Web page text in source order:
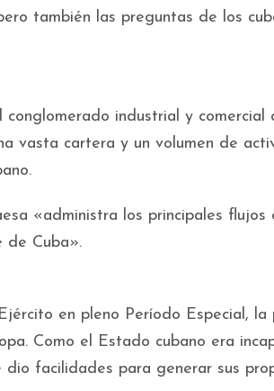
también las preguntas de los
industrial y comercial
vasta cartera y un volumen de
«administra los principales flujos
de Cuba».
en pleno Período Especial, la
Como el Estado cubano era
facilidades para generar sus